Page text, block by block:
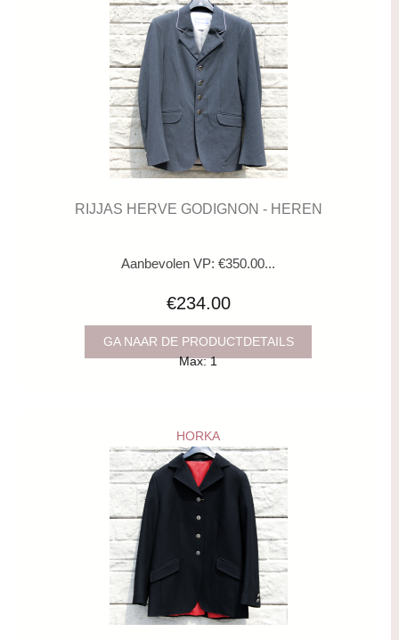
RIJJAS HERVE GODIGNON - HEREN
Aanbevolen VP: €350.00...
€234.00
GA NAAR DE PRODUCTDETAILS
Max: 1
HORKA